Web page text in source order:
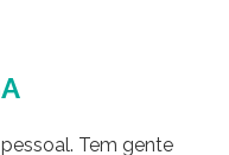
Tem gente